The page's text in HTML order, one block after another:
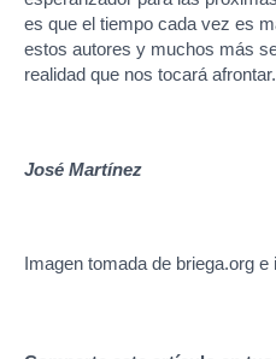
es que el tiempo cada vez es
estos autores y muchos más
realidad que nos tocará afrontar.
José Martínez
Imagen tomada de briega.org